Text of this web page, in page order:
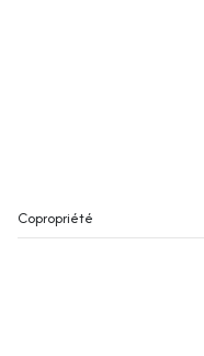
Copropriété